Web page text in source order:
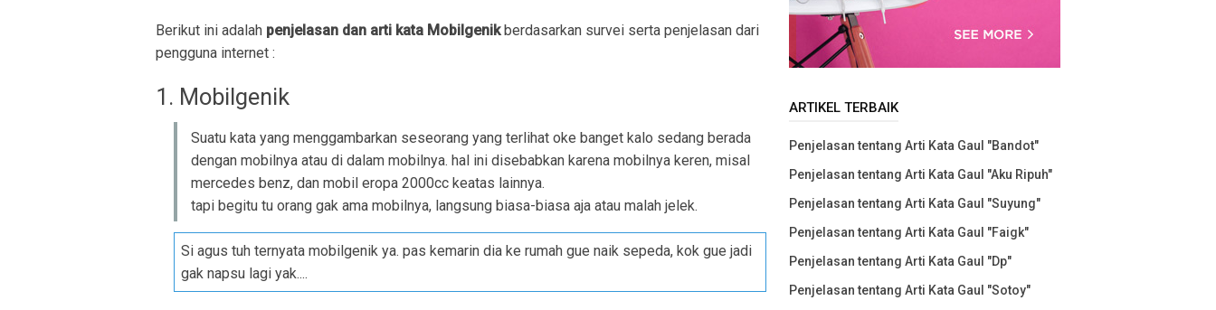
Berikut ini adalah penjelasan dan arti kata Mobilgenikberdasarkan survei serta penjelasan dari
pengguna internet :
1. Mobilgenik
Suatu kata yang menggambarkan seseorang yang terlihat oke banget kalo sedang berada
dengan mobilnya atau di dalam mobilnya. hal ini disebabkan karena mobilnya keren, misal
mercedes benz, dan mobil eropa 2000cc keatas lainnya.
tapi begitu tu orang gak ama mobilnya, langsung biasa-biasa aja atau malah jelek.
Si agus tuh ternyata mobilgenik ya. pas kemarin dia ke rumah gue naik sepeda, kok gue jadi
gak napsu lagi yak....
ARTIKEL TERBAIK
Penjelasan tentang Arti Kata Gaul "Bandot"
Penjelasan tentang Arti Kata Gaul "Aku Ripuh"
Penjelasan tentang Arti Kata Gaul "Suyung"
Penjelasan tentang Arti Kata Gaul "Faigk"
Penjelasan tentang Arti Kata Gaul "Dp"
Penjelasan tentang Arti Kata Gaul "Sotoy"